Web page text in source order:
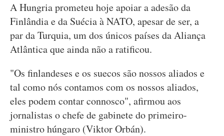
A Hungria prometeu hoje apoiar a adesão da
Finlândia e da Suécia à NATO, apesar de ser, a
par da Turquia, um dos únicos países da Aliança
Atlântica que ainda não a ratificou.
"Os finlandeses e os suecos são nossos aliados e
tal como nós contamos com os nossos aliados,
eles podem contar connosco", afirmou aos
jornalistas o chefe de gabinete do primeiro-
ministro húngaro (Viktor Orbán).